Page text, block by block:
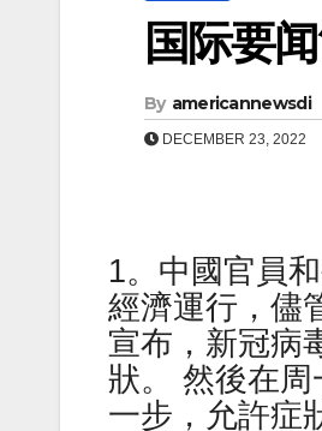
国际要
By americannewsdi
DECEMBER 23, 2022
1。中國官員
經濟運行，儘
宣布，新冠病
狀。 然後在
一步，允許症